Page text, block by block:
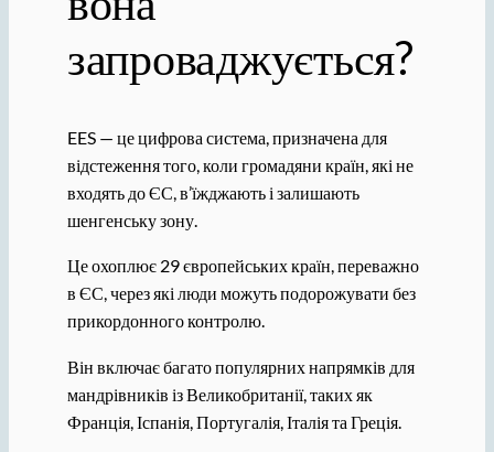
запроваджується?
EES — це цифрова система, призначена для
відстеження того, коли громадяни країн, які не
входять до ЄС, в’їжджають і залишають
шенгенську зону.
Це охоплює 29 європейських країн, переважно
в ЄС, через які люди можуть подорожувати без
прикордонного контролю.
Він включає багато популярних напрямків для
мандрівників із Великобританії, таких як
Франція, Іспанія, Португалія, Італія та Греція.